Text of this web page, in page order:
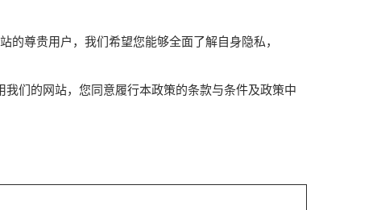
尊贵用户，我们希望您能够全面了解自身隐私，
们的网站，您同意履行本政策的条款与条件及政策中